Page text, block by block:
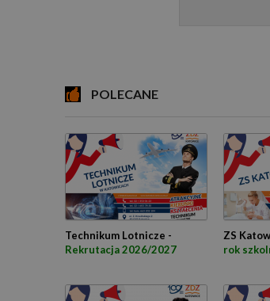
POLECANE
Technikum Lotnicze -
Rekrutacja 2026/2027
ZS
rok